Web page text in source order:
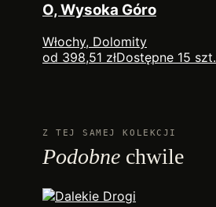
O, Wysoka Góro
Włochy, Dolomity
od 398,51 złDostępne 15 szt.
Z TEJ SAMEJ KOLEKCJI
Podobne chwile